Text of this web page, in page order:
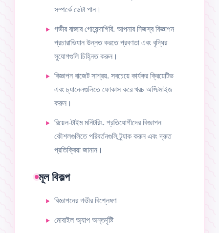
সম্পর্কে ডেটা পান।
গভীর বাজার গোয়েন্দাগিরি. আপনার নিজস্ব বিজ্ঞাপন
প্রচারাভিযান উন্নত করতে প্রবণতা এবং বৃদ্ধির
সুযোগগুলি চিহ্নিত করুন।
বিজ্ঞাপন বাজেট সাশ্রয়. সবচেয়ে কার্যকর ক্রিয়েটিভ
এবং চ্যানেলগুলিতে ফোকাস করে খরচ অপ্টিমাইজ
করুন।
রিয়েল-টাইম মনিটরিং. প্রতিযোগীদের বিজ্ঞাপন
কৌশলগুলিতে পরিবর্তনগুলি ট্র্যাক করুন এবং দ্রুত
প্রতিক্রিয়া জানান।
মূল বিকল্প
বিজ্ঞাপনের গভীর বিশ্লেষণ
মোবাইল অ্যাপ অন্তর্দৃষ্টি